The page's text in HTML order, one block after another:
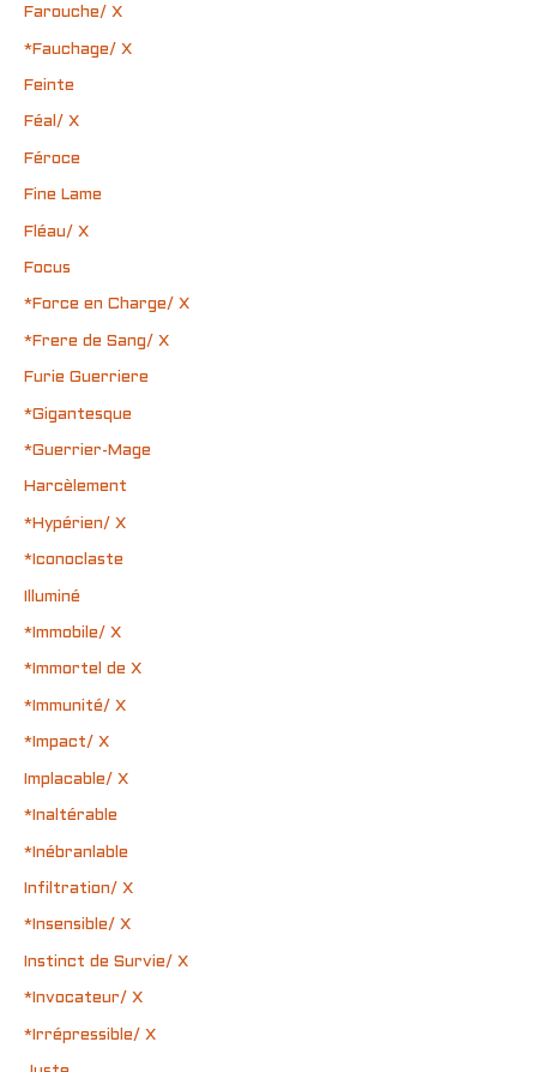
Farouche/ X
*Fauchage/ X
Feinte
Féal/ X
Féroce
Fine Lame
Fléau/ X
Focus
*Force en Charge/ X
*Frere de Sang/ X
Furie Guerriere
*Gigantesque
*Guerrier-Mage
Harcèlement
*Hypérien/ X
*Iconoclaste
Illuminé
*Immobile/ X
*Immortel de X
*Immunité/ X
*Impact/ X
Implacable/ X
*Inaltérable
*Inébranlable
Infiltration/ X
*Insensible/ X
Instinct de Survie/ X
*Invocateur/ X
*Irrépressible/ X